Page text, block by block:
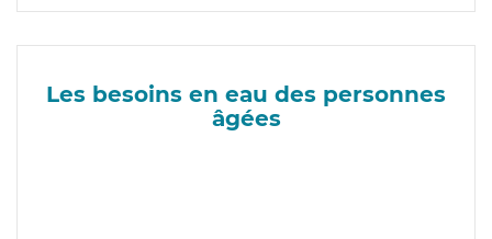
Les besoins en eau des personnes
âgées